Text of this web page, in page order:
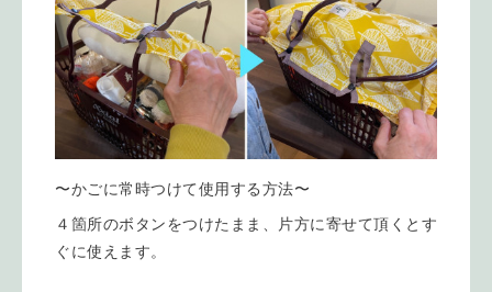
〜かごに常時つけて使用する方法〜
４箇所のボタンをつけたまま、片方に寄せて頂くとす
ぐに使えます。